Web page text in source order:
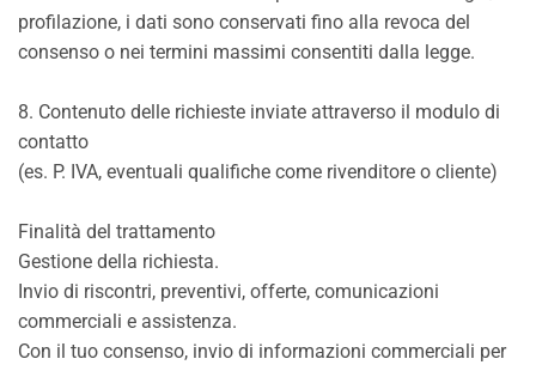
profilazione, i dati sono conservati fino alla revoca del
consenso o nei termini massimi consentiti dalla legge.
8. Contenuto delle richieste inviate attraverso il modulo di
contatto
(es. P. IVA, eventuali qualifiche come rivenditore o cliente)
Finalità del trattamento
Gestione della richiesta.
Invio di riscontri, preventivi, offerte, comunicazioni
commerciali e assistenza.
Con il tuo consenso, invio di informazioni commerciali per